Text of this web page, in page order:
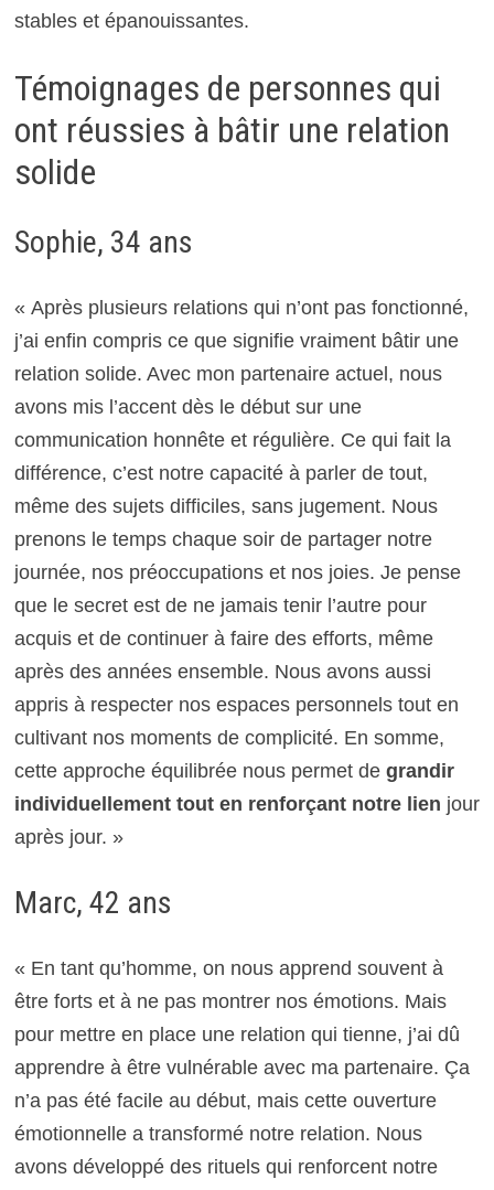
stables et épanouissantes.
Témoignages de personnes qui
ont réussies à bâtir une relation
solide
Sophie, 34 ans
« Après plusieurs relations qui n’ont pas fonctionné,
j’ai enfin compris ce que signifie vraiment bâtir une
relation solide. Avec mon partenaire actuel, nous
avons mis l’accent dès le début sur une
communication honnête et régulière. Ce qui fait la
différence, c’est notre capacité à parler de tout,
même des sujets difficiles, sans jugement. Nous
prenons le temps chaque soir de partager notre
journée, nos préoccupations et nos joies. Je pense
que le secret est de ne jamais tenir l’autre pour
acquis et de continuer à faire des efforts, même
après des années ensemble. Nous avons aussi
appris à respecter nos espaces personnels tout en
cultivant nos moments de complicité. En somme,
cette approche équilibrée nous permet de grandir
individuellement tout en renforçant notre lien jour
après jour. »
Marc, 42 ans
« En tant qu’homme, on nous apprend souvent à
être forts et à ne pas montrer nos émotions. Mais
pour mettre en place une relation qui tienne, j’ai dû
apprendre à être vulnérable avec ma partenaire. Ça
n’a pas été facile au début, mais cette ouverture
émotionnelle a transformé notre relation. Nous
avons développé des rituels qui renforcent notre